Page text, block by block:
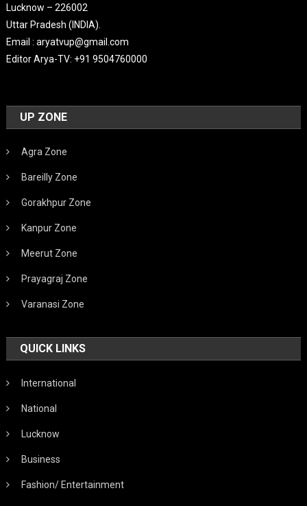
Lucknow – 226002
Uttar Pradesh (INDIA).
Email : aryatvup@gmail.com
Editor Arya-TV: +91 9504760000
UP ZONE
Agra Zone
Bareilly Zone
Gorakhpur Zone
Kanpur Zone
Meerut Zone
Prayagraj Zone
Varanasi Zone
QUICK LINKS
International
National
Lucknow
Business
Fashion/ Entertainment